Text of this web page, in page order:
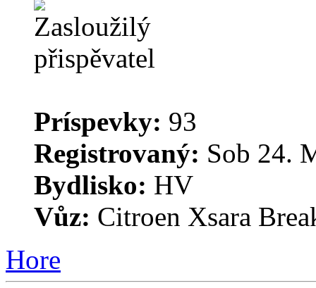
Príspevky: 93
Registrovaný: Sob 24.
Bydlisko: HV
Vůz: Citroen Xsara
Hore